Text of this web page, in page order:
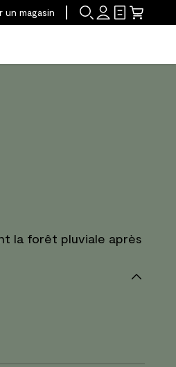
un magasin
la forêt pluviale après